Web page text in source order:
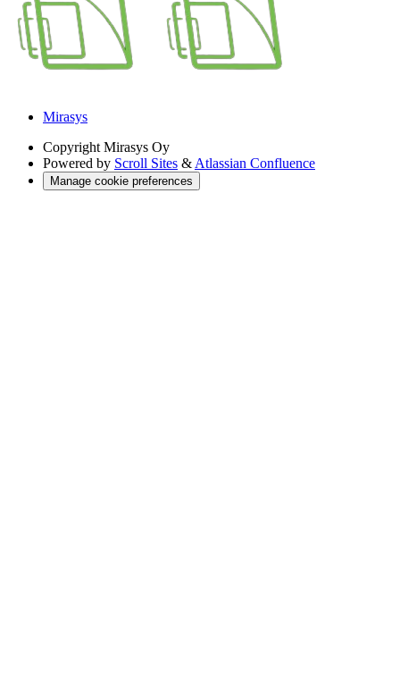
Mirasys
Copyright Mirasys Oy
Powered by Scroll Sites & Atlassian Confluence
Manage cookie preferences